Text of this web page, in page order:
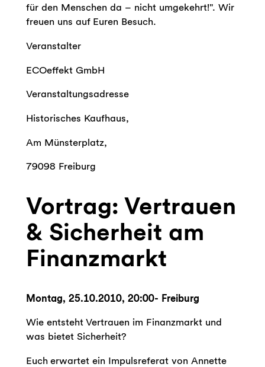
für den Menschen da – nicht umgekehrt!". Wir
freuen uns auf Euren Besuch.
Veranstalter
ECOeffekt GmbH
Veranstaltungsadresse
Historisches Kaufhaus,
Am Münsterplatz,
79098 Freiburg
Vortrag: Vertrauen
& Sicherheit am
Finanzmarkt
Montag, 25.10.2010, 20:00- Freiburg
Wie entsteht Vertrauen im Finanzmarkt und
was bietet Sicherheit?
Euch erwartet ein Impulsreferat von Annette